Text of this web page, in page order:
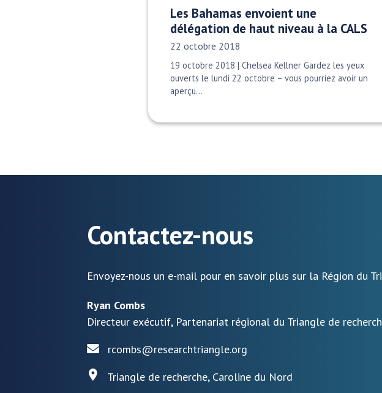
Les Bahamas envoient une
délégation de haut niveau à la CALS
Date publiée:
22 octobre 2018
19 octobre 2018 | Chelsea Kellner Gardez les yeux
ouverts le lundi 22 octobre – vous pourriez avoir un
aperçu…
Contactez-nous
Envoyez-nous un e-mail pour en savoir plus sur la Région du
Ryan Combs
Directeur exécutif, Partenariat régional du Triangle de
rcombs@researchtriangle.org
Triangle de recherche, Caroline du Nord